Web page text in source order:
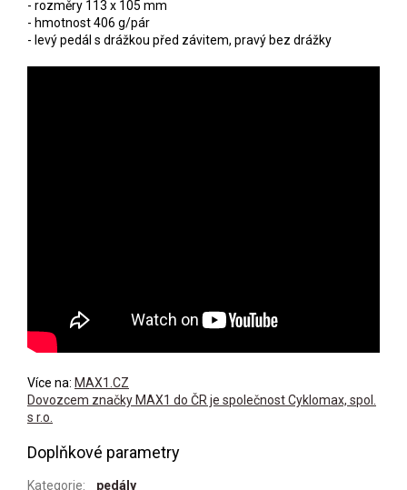
- rozměry 113 x 105 mm
- hmotnost 406 g/pár
- levý pedál s drážkou před závitem, pravý bez drážky
Více na: MAX1.CZ
Dovozcem značky MAX1 do ČR je společnost Cyklomax, spol.
s r.o.
Doplňkové parametry
Kategorie: pedály